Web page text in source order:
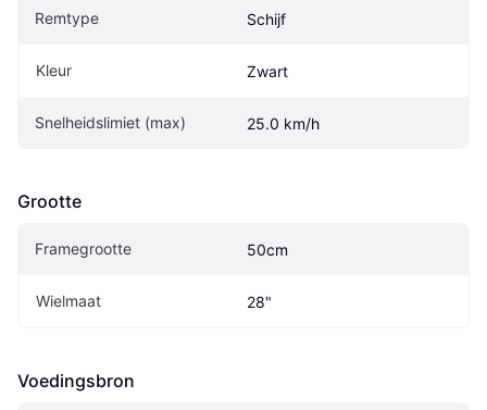
Remtype Schijf
Kleur Zwart
Snelheidslimiet (max) 25.0 km/h
Grootte
Framegrootte 50cm
Wielmaat 28"
Voedingsbron